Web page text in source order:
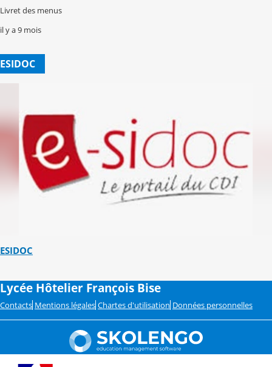
Livret des menus
il y a 9 mois
ESIDOC
ESIDOC
Lycée Hôtelier François Bise
Contacts Mentions légales Chartes d'utilisation Données personnelles